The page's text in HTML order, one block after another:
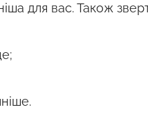
для вас. Також